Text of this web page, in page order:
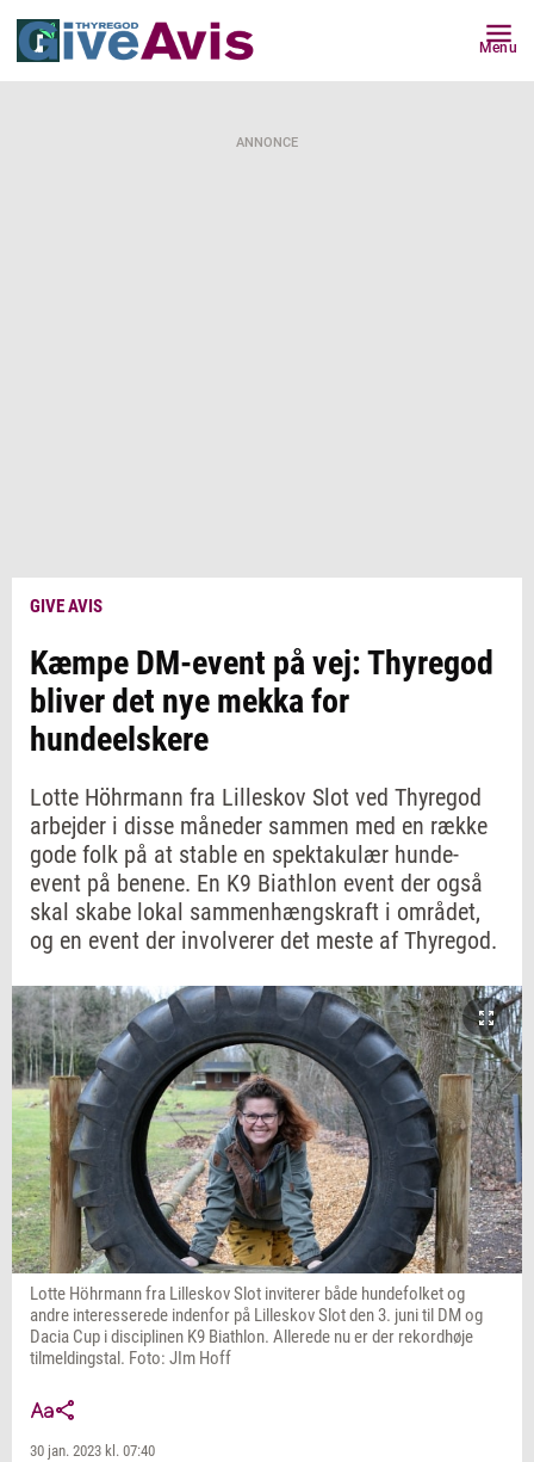
Menu
ANNONCE
GIVE AVIS
Kæmpe DM-event på vej: Thyregod
bliver det nye mekka for
hundeelskere
Lotte Höhrmann fra Lilleskov Slot ved Thyregod
arbejder i disse måneder sammen med en række
gode folk på at stable en spektakulær hunde-
event på benene​. En K9 Biathlon event der også
skal skabe lokal sammenhængskraft i området,
og en event der involverer det meste af Thyregod.
Lotte Höhrmann fra Lilleskov Slot inviterer både hundefolket og
andre interesserede indenfor på Lilleskov Slot den 3. juni til DM og
Dacia Cup i disciplinen K9 Biathlon. Allerede nu er der rekordhøje
tilmeldingstal. Foto: JIm Hoff
30 jan. 2023 kl. 07:40